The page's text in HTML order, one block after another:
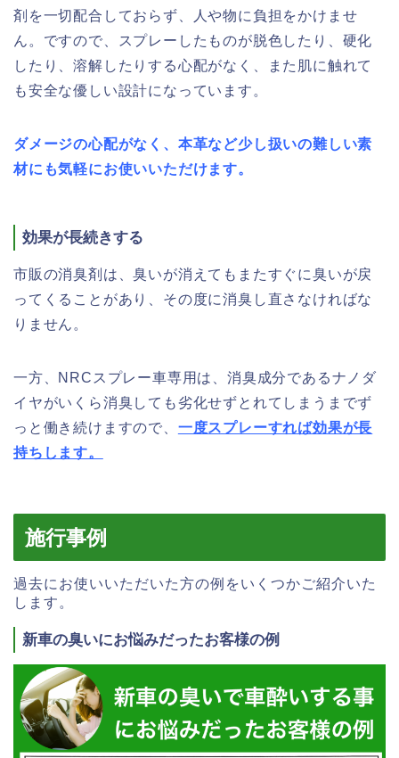
剤を一切配合しておらず、人や物に負担をかけませ
ん。ですので、スプレーしたものが脱色したり、硬化
したり、溶解したりする心配がなく、また肌に触れて
も安全な優しい設計になっています。
ダメージの心配がなく、本革など少し扱いの難しい素
材にも気軽にお使いいただけます。
効果が長続きする
市販の消臭剤は、臭いが消えてもまたすぐに臭いが戻
ってくることがあり、その度に消臭し直さなければな
りません。
一方、NRCスプレー車専用は、消臭成分であるナノダ
イヤがいくら消臭しても劣化せずとれてしまうまでず
っと働き続けますので、 一度スプレーすれば効果が長
持ちします。
施行事例
過去にお使いいただいた方の例をいくつかご紹介いた
します。
新車の臭いにお悩みだったお客様の例